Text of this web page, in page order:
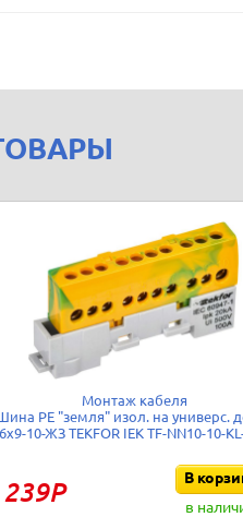
Монтаж кабеля
PE "земля" изол. на универс.
6х9-10-ЖЗ TEKFOR IEK TF-NN10-10-
239Р
В
в